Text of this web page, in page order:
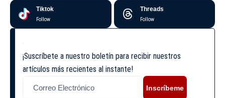
Tiktok
Follow
Threads
Follow
¡Suscríbete a nuestro boletín para recibir nuestros
artículos más recientes al instante!
Inscríbeme